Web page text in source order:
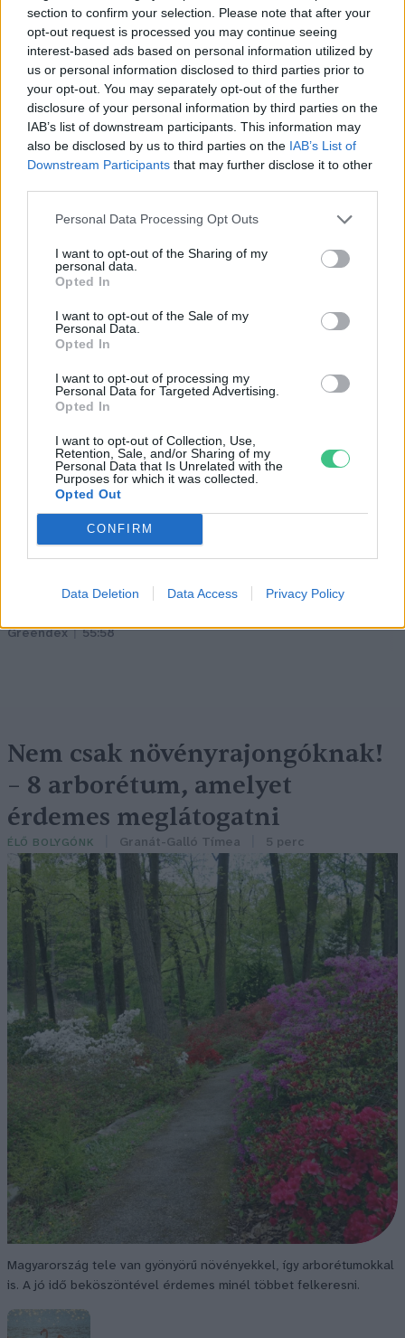
section to confirm your selection. Please note that after your
opt-out request is processed you may continue seeing
interest-based ads based on personal information utilized by
us or personal information disclosed to third parties prior to
your opt-out. You may separately opt-out of the further
disclosure of your personal information by third parties on the
IAB’s list of downstream participants. This information may
also be disclosed by us to third parties on the IAB’s List of
Downstream Participants that may further disclose it to other
Personal Data Processing Opt Outs
I want to opt-out of the Sharing of my
personal data.
Opted In
I want to opt-out of the Sale of my
Personal Data.
Opted In
I want to opt-out of processing my
Personal Data for Targeted Advertising.
Opted In
I want to opt-out of Collection, Use,
Retention, Sale, and/or Sharing of my
Personal Data that Is Unrelated with the
Purposes for which it was collected.
Opted Out
CONFIRM
Data Deletion Data Access Privacy Policy
kellene alakítanunk a
településeinket – Podcast
PODCAST 2 perc
Negatív vízállások, vízkorlátozások:
miképp takarékoskodhatsz a vízzel?
ÉLŐ BOLYGÓNK 5 perc
Holnapután
„Mindegy már, hogy milyen
víz, csak víz legyen” |
Greendex 55:58
A
az ember
Nem csak növényrajongóknak!
– 8 arborétum, amelyet
érdemes meglátogatni
ÉLŐ BOLYGÓNK Granát-Galló Tímea 5 perc
Magyarország tele van gyönyörű növényekkel, így arborétumokkal
is. A jó idő beköszöntével érdemes minél többet felkeresni.